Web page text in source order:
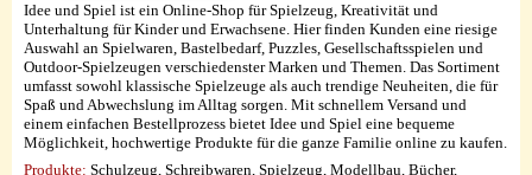
Idee und Spiel ist ein Online-Shop für Spielzeug, Kreativität und
Unterhaltung für Kinder und Erwachsene. Hier finden Kunden eine riesige
Auswahl an Spielwaren, Bastelbedarf, Puzzles, Gesellschaftsspielen und
Outdoor-Spielzeugen verschiedenster Marken und Themen. Das Sortiment
umfasst sowohl klassische Spielzeuge als auch trendige Neuheiten, die für
Spaß und Abwechslung im Alltag sorgen. Mit schnellem Versand und
einem einfachen Bestellprozess bietet Idee und Spiel eine bequeme
Möglichkeit, hochwertige Produkte für die ganze Familie online zu kaufen.
Produkte: Schulzeug, Schreibwaren, Spielzeug, Modellbau, Bücher,